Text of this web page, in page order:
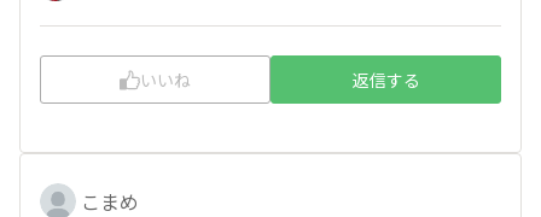
いいね 返信する
こまめ